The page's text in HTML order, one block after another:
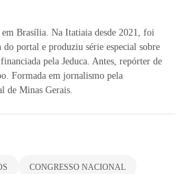
Brasília. Na Itatiaia desde 2021, foi
do portal e produziu série especial sobre
pela Jeduca. Antes, repórter de
Formada em jornalismo pela
de Minas Gerais.
CONGRESSO NACIONAL